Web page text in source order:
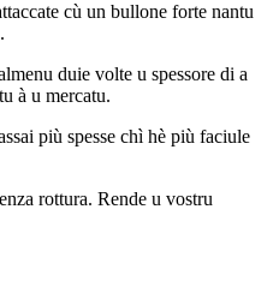
cù un bullone forte nantu
duie volte u spessore di a
à u mercatu.
più spesse chì hè più faciule
rottura. Rende u vostru